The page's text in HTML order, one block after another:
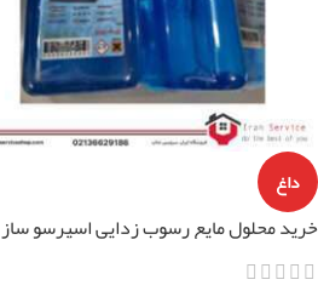
داغ
خرید محلول مایع رسوب زدایی اسپرسو ساز
خانگی یونیورسال